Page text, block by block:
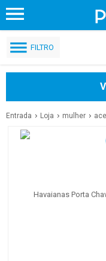
FILTRO
Entrada Loja mulher